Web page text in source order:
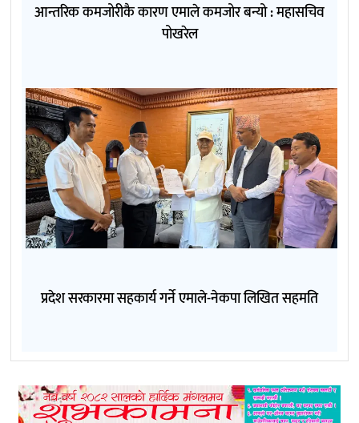
आन्तरिक कमजोरीकै कारण एमाले कमजोर बन्यो : महासचिव
पोखरेल
प्रदेश सरकारमा सहकार्य गर्ने एमाले-नेकपा लिखित सहमति